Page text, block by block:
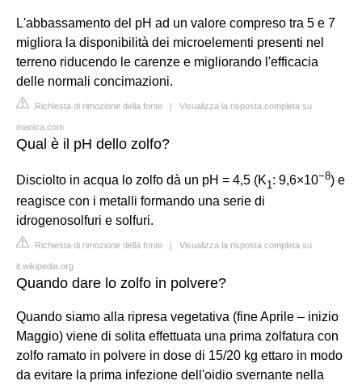
L'abbassamento del pH ad un valore compreso tra 5 e 7
migliora la disponibilità dei microelementi presenti nel
terreno riducendo le carenze e migliorando l'efficacia
delle normali concimazioni.
Richiesta di rimozione della fonte | Visualizza la risposta completa su
manica.com
Qual è il pH dello zolfo?
Disciolto in acqua lo zolfo dà un pH = 4,5 (K1 : 9,6×10−8) e
reagisce con i metalli formando una serie di
idrogenosolfuri e solfuri.
Richiesta di rimozione della fonte | Visualizza la risposta completa su
it.wikipedia.org
Quando dare lo zolfo in polvere?
Quando siamo alla ripresa vegetativa (fine Aprile – inizio
Maggio) viene di solita effettuata una prima zolfatura con
zolfo ramato in polvere in dose di 15/20 kg ettaro in modo
da evitare la prima infezione dell'oidio svernante nella